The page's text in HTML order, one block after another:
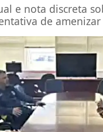
e nota discreta
de amenizar